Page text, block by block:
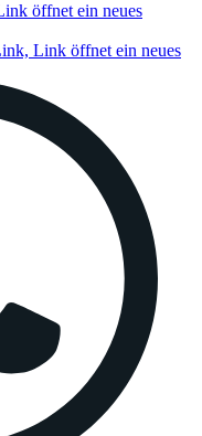
öffnet ein neues
Link öffnet ein neues